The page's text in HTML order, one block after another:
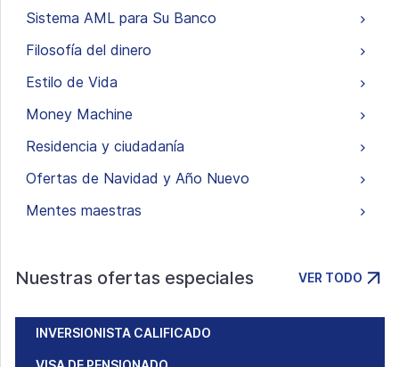
Sistema AML para Su Banco
Filosofía del dinero
Estilo de Vida
Money Machine
Residencia y ciudadanía
Ofertas de Navidad y Año Nuevo
Mentes maestras
Nuestras ofertas especiales VER TODO
INVERSIONISTA CALIFICADO